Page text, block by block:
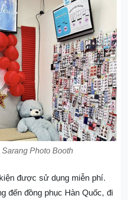
Photo Booth
được sử dụng miễn phí.
đến đồng phục Hàn Quốc, đi